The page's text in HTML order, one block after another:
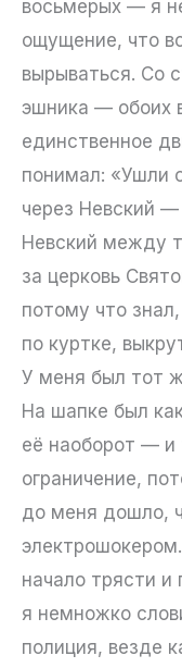
восьмерых — я
ощущение, что
вырываться. Со
эшника — обоих
единственное
понимал: «Ушли
через Невский
Невский между
за церковь
потому что
по куртке,
У меня был тот
На шапке был
её наоборот — и
ограничение,
до меня дошло,
начало трясти
я немножко
полиция, везде